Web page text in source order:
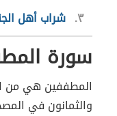
٣ شراب أهل
سورة
المطففين هي من
والثمانون في